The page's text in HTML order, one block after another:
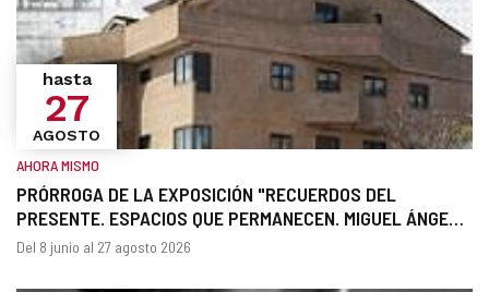
PRÓRROGA DE LA EXPOSICIÓN "RECUERDOS DEL
PRESENTE. ESPACIOS QUE PERMANECEN. MIGUEL ÁNGEL
MEDRANO RIVILLA, ARQUITECTO" EN EL ARCHIVO
hasta
27
AGOSTO
¿Cuándo?
AHORA MISMO
Fechas
Del 8 junio al 27 agosto 2026